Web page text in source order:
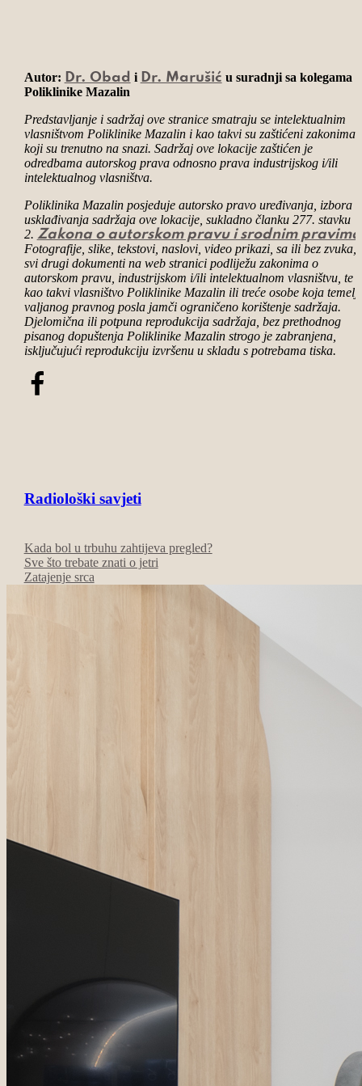
Autor: Dr. Obad i Dr. Marušić u suradnji sa kolegama
Poliklinike Mazalin
Predstavljanje i sadržaj ove stranice smatraju se intelektualnim
vlasništvom Poliklinike Mazalin i kao takvi su zaštićeni zakonima
koji su trenutno na snazi. Sadržaj ove lokacije zaštićen je
odredbama autorskog prava odnosno prava industrijskog i/ili
intelektualnog vlasništva.
Poliklinika Mazalin posjeduje autorsko pravo uređivanja, izbora i
usklađivanja sadržaja ove lokacije, sukladno članku 277. stavku
2. Zakona o autorskom pravu i srodnim pravima
Fotografije, slike, tekstovi, naslovi, video prikazi, sa ili bez zvuka,
svi drugi dokumenti na web stranici podliježu zakonima o
autorskom pravu, industrijskom i/ili intelektualnom vlasništvu, te
kao takvi vlasništvo Poliklinike Mazalin ili treće osobe koja
valjanog pravnog posla jamči ograničeno korištenje sadržaja.
Djelomična ili potpuna reprodukcija sadržaja, bez prethodnog
pisanog dopuštenja Poliklinike Mazalin strogo je zabranjena,
isključujući reprodukciju izvršenu u skladu s potrebama tiska.
Radiološki savjeti
Kada bol u trbuhu zahtijeva pregled?
Sve što trebate znati o jetri
Zatajenje srca